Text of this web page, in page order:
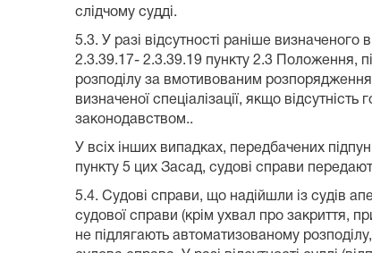
слідчому судді.
5.3. У разі відсутності раніше
2.3.39.17- 2.3.39.19 пункту 2.3 Положення,
розподілу за вмотивованим
визначеної спеціалізації, якщо
законодавством..
У всіх інших випадках, передбачених
пункту 5 цих Засад, судові справи
5.4. Судові справи, що надійшли із судів
судової справи (крім ухвал про закриття,
не підлягають автоматизованому